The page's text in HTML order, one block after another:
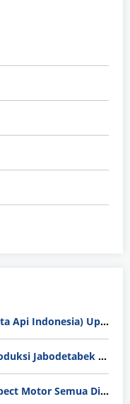
Gaji Karyawan PT KAI (Kereta Api Indonesia) Update 2025
Rata-Rata Gaji Operator Produksi Jabodetabek 2025: Bedah Tuntas UMK, Lemburan, dan Realita Hidup Buruh
Gaji Karyawan Honda Prospect Motor Semua Divisi